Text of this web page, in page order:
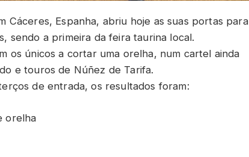
Cáceres, Espanha, abriu hoje as suas portas para
sendo a primeira da feira taurina local.
os únicos a cortar uma orelha, num cartel ainda
e touros de Núñez de Tarifa.
de entrada, os resultados foram:
orelha